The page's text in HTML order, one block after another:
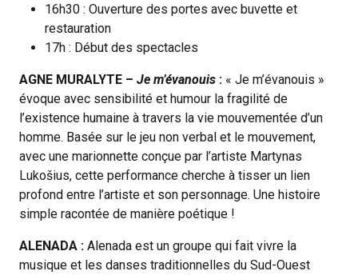
16h30 : Ouverture des portes avec buvette et
restauration
17h : Début des spectacles
AGNE MURALYTE – Je m’évanouis : « Je m’évanouis »
évoque avec sensibilité et humour la fragilité de
l’existence humaine à travers la vie mouvementée d’un
homme. Basée sur le jeu non verbal et le mouvement,
avec une marionnette conçue par l’artiste Martynas
Lukošius, cette performance cherche à tisser un lien
profond entre l’artiste et son personnage. Une histoire
simple racontée de manière poétique !
ALENADA : Alenada est un groupe qui fait vivre la
musique et les danses traditionnelles du Sud-Ouest